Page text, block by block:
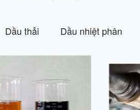
Dầu thải Dầu nhiệt phân